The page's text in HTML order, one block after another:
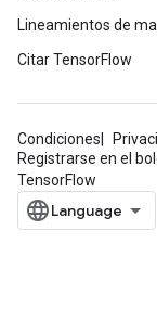
Lineamientos de
Citar TensorFlow
Condiciones
Registrarse en el
TensorFlow